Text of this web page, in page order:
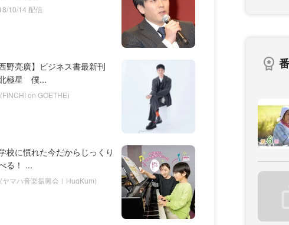
10/14 配信
西野亮廣】ビジネス書最新刊
北極星 僕...
on GOETHE)
校に慣れた今だからじっくり
る！ ...
ヤマハ音楽振興会｜HugKum)